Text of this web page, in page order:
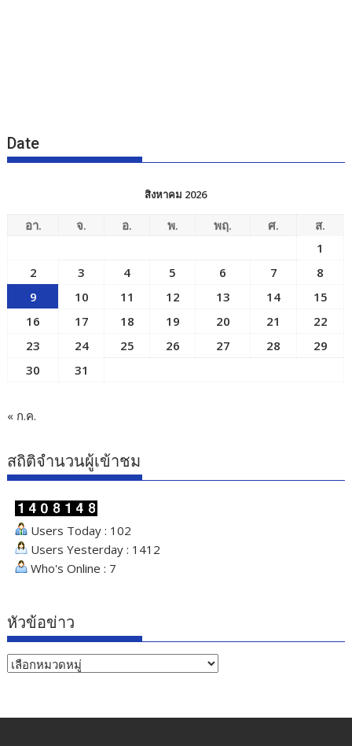
Date
สิงหาคม 2026
อา. จ. อ. พ. พฤ. ศ.
ส.
1
2
3 4 5 6 7
8
9
10 11 12 13 14
15
16
17 18 19 20 21
22
23
24 25 26 27 28
29
30
31
« ก.ค.
สถิติจำนวนผู้เข้าชม
Users Today : 102
Users Yesterday : 1412
Who's Online : 7
หัวข้อข่าว
หัวข้อ